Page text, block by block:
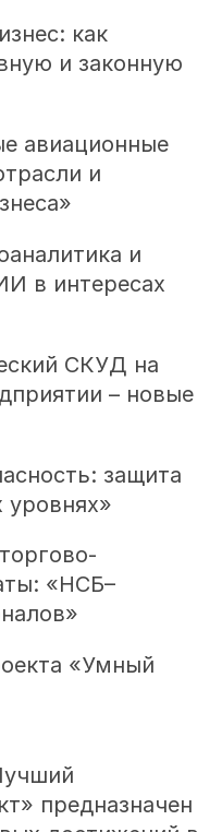
как
и законную
авиационные
и
и
в интересах
СКУД на
– новые
защита
уровнях»
«НСБ–
«Умный
предназначен